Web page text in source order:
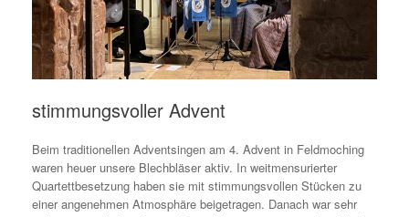
stimmungsvoller Advent
Beim traditionellen Adventsingen am 4. Advent in Feldmoching
waren heuer unsere Blechbläser aktiv. In weitmensurierter
Quartettbesetzung haben sie mit stimmungsvollen Stücken zu
einer angenehmen Atmosphäre beigetragen. Danach war sehr